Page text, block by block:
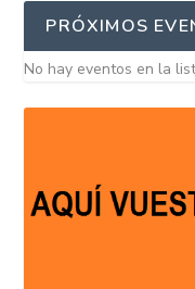
PRÓXIMOS
No hay eventos en la